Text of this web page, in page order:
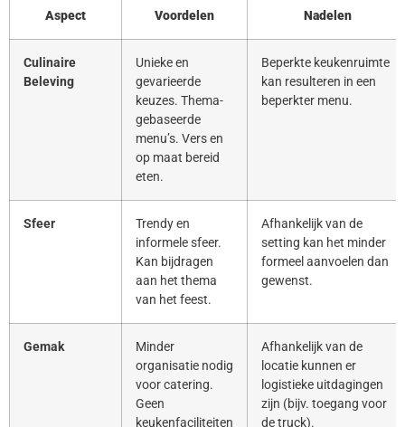
Aspect Voordelen Nadelen
Culinaire
Beleving
Unieke en
gevarieerde
keuzes. Thema-
gebaseerde
menu’s. Vers en
op maat bereid
eten.
Beperkte keukenruimte
kan resulteren in een
beperkter menu.
Sfeer
Trendy en
informele sfeer.
Kan bijdragen
aan het thema
van het feest.
Afhankelijk van de
setting kan het minder
formeel aanvoelen dan
gewenst.
Gemak
Minder
organisatie nodig
voor catering.
Geen
keukenfaciliteiten
Afhankelijk van de
locatie kunnen er
logistieke uitdagingen
zijn (bijv. toegang voor
de truck).